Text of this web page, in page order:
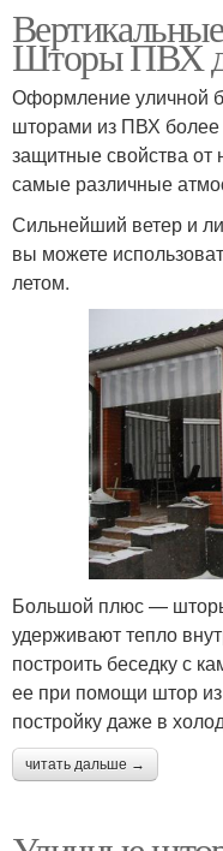
Шторы ПВХ
Оформление уличной
шторами из ПВХ
защитные свойства от
самые различные
Сильнейший ветер и
вы можете
летом.
Большой плюс —
удерживают тепло
построить беседку с
ее при помощи штор
постройку даже в
читать дальше →